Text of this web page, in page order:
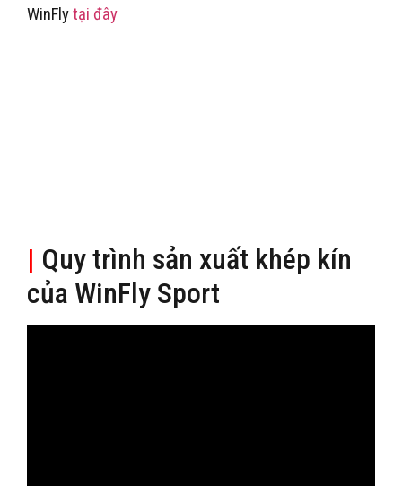
WinFlytại đây
| Quy trình sản xuất khép kín
của WinFly Sport